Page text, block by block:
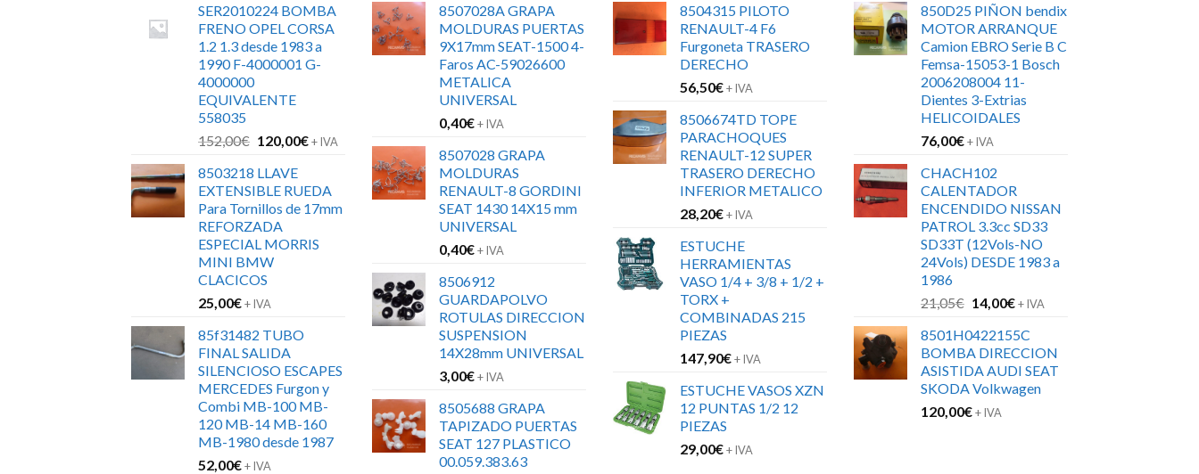
SER2010224 BOMBA
FRENO OPEL CORSA
1.2 1.3 desde 1983 a
1990 F-4000001 G-
4000000
EQUIVALENTE
558035
152,00€ El
original
era:
152,00€.
120,00€El
es:
120,00€.
+ IVA
8503218 LLAVE
EXTENSIBLE RUEDA
Para Tornillos de 17mm
REFORZADA
ESPECIAL MORRIS
MINI BMW
CLACICOS
25,00€+ IVA
85f31482 TUBO
FINAL SALIDA
SILENCIOSO ESCAPES
MERCEDES Furgon y
Combi MB-100 MB-
120 MB-14 MB-160
MB-1980 desde 1987
52,00€+ IVA
8507028A GRAPA
MOLDURAS PUERTAS
9X17mm SEAT-1500 4-
Faros AC-59026600
METALICA
UNIVERSAL
0,40€+ IVA
8507028 GRAPA
MOLDURAS
RENAULT-8 GORDINI
SEAT 1430 14X15 mm
UNIVERSAL
0,40€+ IVA
8506912
GUARDAPOLVO
ROTULAS DIRECCION
SUSPENSION
14X28mm UNIVERSAL
3,00€+ IVA
8505688 GRAPA
TAPIZADO PUERTAS
SEAT 127 PLASTICO
00.059.383.63
8504315 PILOTO
RENAULT-4 F6
Furgoneta TRASERO
DERECHO
56,50€+ IVA
8506674TD TOPE
PARACHOQUES
RENAULT-12 SUPER
TRASERO DERECHO
INFERIOR METALICO
28,20€+ IVA
ESTUCHE
HERRAMIENTAS
VASO 1/4 + 3/8 + 1/2 +
TORX +
COMBINADAS 215
PIEZAS
147,90€+ IVA
ESTUCHE VASOS XZN
12 PUNTAS 1/2 12
PIEZAS
29,00€+ IVA
850D25 PIÑON bendix
MOTOR ARRANQUE
Camion EBRO Serie B C
Femsa-15053-1 Bosch
2006208004 11-
Dientes 3-Extrias
HELICOIDALES
76,00€+ IVA
CHACH102
CALENTADOR
ENCENDIDO NISSAN
PATROL 3.3cc SD33
SD33T (12Vols-NO
24Vols) DESDE 1983 a
1986
21,05€ El
original
era:
21,05€.
14,00€El
actual
es:
14,00€.
+ IVA
8501H0422155C
BOMBA DIRECCION
ASISTIDA AUDI SEAT
SKODA Volkwagen
120,00€+ IVA